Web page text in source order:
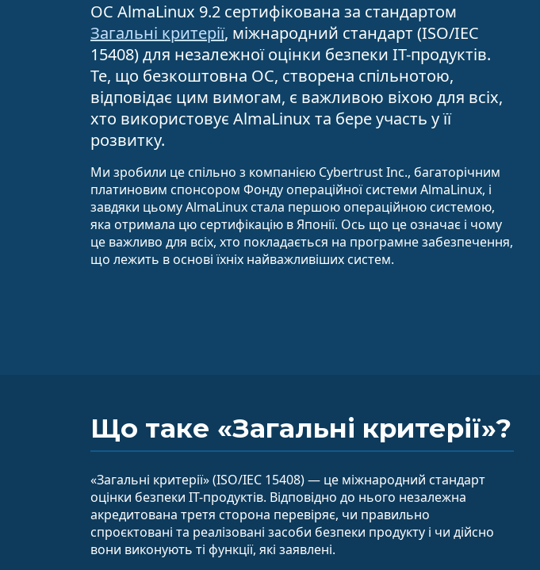
ОС AlmaLinux 9.2 сертифікована за стандартом
Загальні критерії, міжнародний стандарт (ISO/IEC
15408) для незалежної оцінки безпеки ІТ-продуктів.
Те, що безкоштовна ОС, створена спільнотою,
відповідає цим вимогам, є важливою віхою для всіх,
хто використовує AlmaLinux та бере участь у її
розвитку.
Ми зробили це спільно з компанією Cybertrust Inc., багаторічним
платиновим спонсором Фонду операційної системи AlmaLinux, і
завдяки цьому AlmaLinux стала першою операційною системою,
яка отримала цю сертифікацію в Японії. Ось що це означає і чому
це важливо для всіх, хто покладається на програмне забезпечення,
що лежить в основі їхніх найважливіших систем.
Що таке «Загальні критерії»?
«Загальні критерії» (ISO/IEC 15408) — це міжнародний стандарт
оцінки безпеки ІТ-продуктів. Відповідно до нього незалежна
акредитована третя сторона перевіряє, чи правильно
спроєктовані та реалізовані засоби безпеки продукту і чи дійсно
вони виконують ті функції, які заявлені.